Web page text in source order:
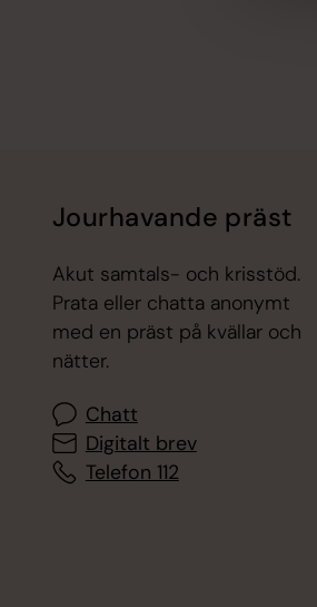
Jourhavande präst
Akut samtals- och krisstöd.
Prata eller chatta anonymt
med en präst på kvällar och
nätter.
Chatt
Digitalt brev
Telefon 112